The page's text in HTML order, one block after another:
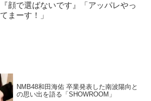
『顔で選ばないです』「アッパレやっ
てまーす！」
NMB48和田海佑 卒業発表した南波陽向と
の思い出を語る「SHOWROOM」